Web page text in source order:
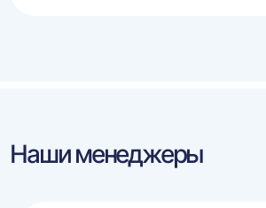
Наши менеджеры